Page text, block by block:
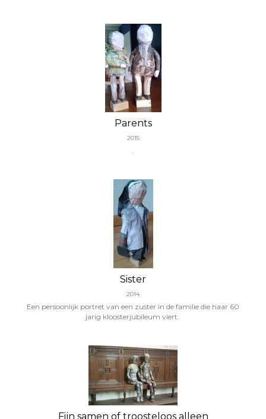
Parents
2015
..
Sister
2014
Een persoonlijk portret van een zuster in de familie die haar 60
jarig kloosterjubileum viert.
Fijn samen of troosteloos alleen